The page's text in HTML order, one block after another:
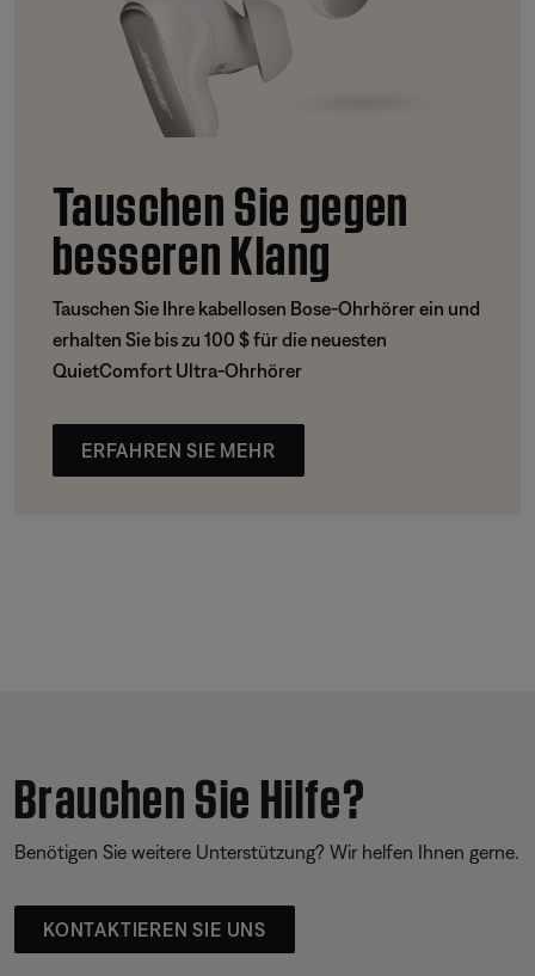
Tauschen Sie gegen
besseren Klang
Tauschen Sie Ihre kabellosen Bose-Ohrhörer ein und
erhalten Sie bis zu 100 $ für die neuesten
QuietComfort Ultra-Ohrhörer
ERFAHREN SIE MEHR
Brauchen Sie Hilfe?
Benötigen Sie weitere Unterstützung? Wir helfen Ihnen gerne.
KONTAKTIEREN SIE UNS